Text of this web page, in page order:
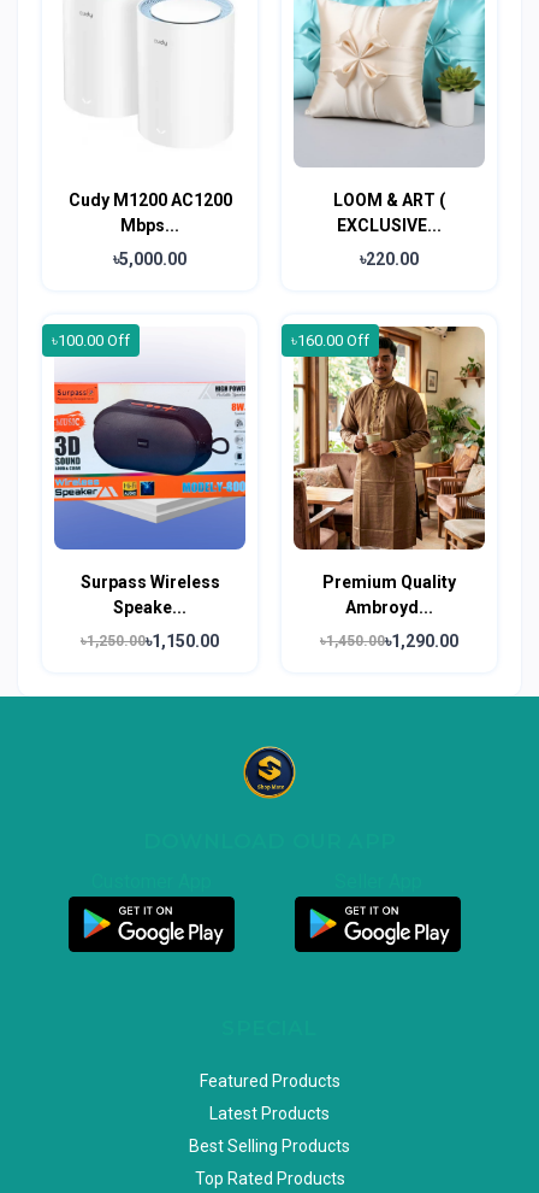
Cudy M1200 AC1200
Mbps...
৳5,000.00
LOOM & ART (
EXCLUSIVE...
৳220.00
৳100.00 Off
Surpass Wireless
Speake...
৳1,250.00৳1,150.00
৳160.00 Off
Premium Quality
Ambroyd...
৳1,450.00৳1,290.00
Featured Products
Latest Products
Best Selling Products
Top Rated Products